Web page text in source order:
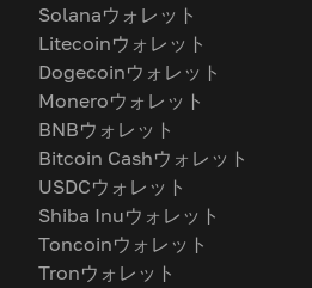
Solanaウォレット
Litecoinウォレット
Dogecoinウォレット
Moneroウォレット
BNBウォレット
Bitcoin Cashウォレット
USDCウォレット
Shiba Inuウォレット
Toncoinウォレット
Tronウォレット